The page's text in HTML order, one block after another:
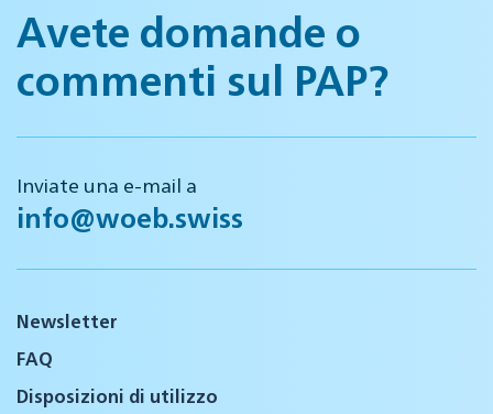
Avete domande o
commenti sul PAP?
Inviate una e-mail a
info@woeb.swiss
Newsletter
FAQ
Disposizioni di utilizzo